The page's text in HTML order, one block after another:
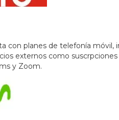
con planes de telefonía móvil,
externos como
y Zoom.